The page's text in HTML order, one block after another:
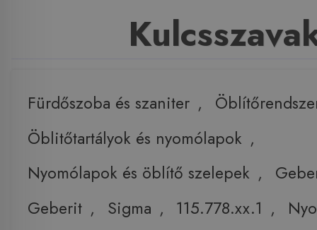
Fürdőszoba és szaniter ,
Öblitőtartályok és nyomólapok ,
Nyomólapok és öblítő szelepek ,
Geberit , Sigma , 115.778.xx.1 ,